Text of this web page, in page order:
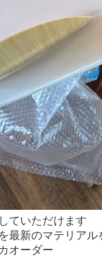
ていただけます
新のマテリア
オーダー